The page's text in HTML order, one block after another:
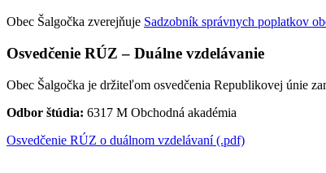
Obec Šalgočka zverejňuje Sadzobník správnych poplatkov
Osvedčenie RÚZ – Duálne vzdelávanie
Obec Šalgočka je držiteľom osvedčenia Republikovej únie
Odbor štúdia: 6317 M Obchodná akadémia
Osvedčenie RÚZ o duálnom vzdelávaní (.pdf)